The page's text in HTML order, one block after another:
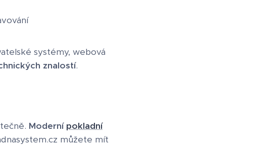
systémy, webová
znalostí.
Moderní pokladní
můžete mít